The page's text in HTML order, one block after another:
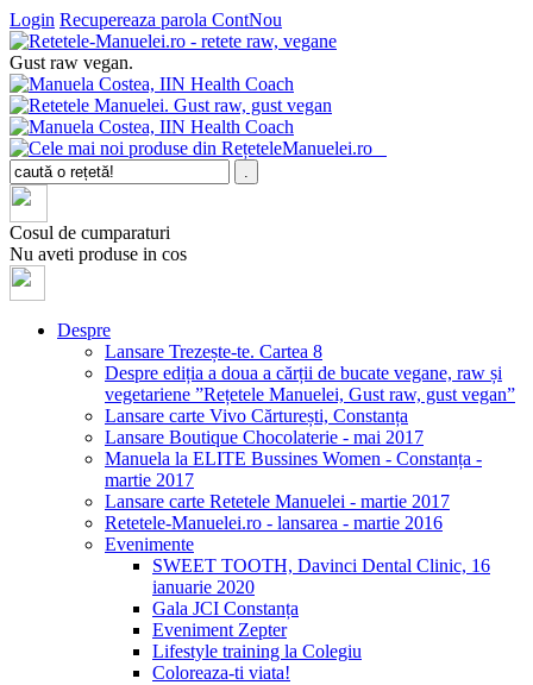
Login Recupereaza parola ContNou
Gust raw vegan.
Cosul de cumparaturi
Nu aveti produse in cos
Despre
Lansare Trezește-te. Cartea 8
Despre ediția a doua a cărții de bucate vegane, raw și
vegetariene ”Rețetele Manuelei, Gust raw, gust vegan”
Lansare carte Vivo Cărturești, Constanța
Lansare Boutique Chocolaterie - mai 2017
Manuela la ELITE Bussines Women - Constanța -
martie 2017
Lansare carte Retetele Manuelei - martie 2017
Retetele-Manuelei.ro - lansarea - martie 2016
Evenimente
SWEET TOOTH, Davinci Dental Clinic, 16
ianuarie 2020
Gala JCI Constanța
Eveniment Zepter
Lifestyle training la Colegiu
Coloreaza-ti viata!